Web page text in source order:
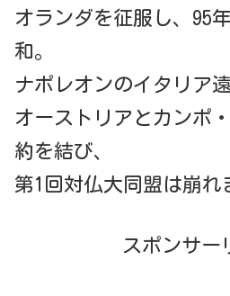
オランダを征服し、95
和。
ナポレオンのイタリア
オーストリアとカンポ
約を結び、
第1回対仏大同盟は崩れ
スポンサー